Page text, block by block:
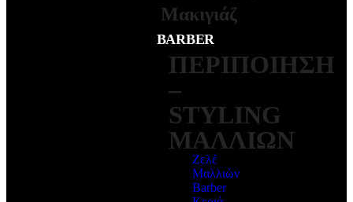
Μακιγιάζ
BARBER
ΠΕΡΙΠΟΙΗΣΗ
–
STYLING
ΜΑΛΛΙΩΝ
Ζελέ
Μαλλιών
Barber